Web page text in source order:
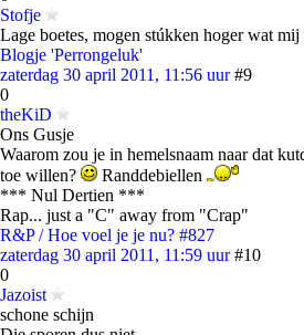
Stofje
Lage boetes, mogen stúkken hoger wat
Blogje 'Perrongeluk'
zaterdag 30 april 2011, 11:56 uur #9
0
theKiD
Ons Gusje
Waarom zou je in hemelsnaam naar dat
toe willen?
Randdebiellen
*** Nul Dertien ***
Rap... just a "C" away from "Crap"
R&P / Hoe voel je je nu? #827
zaterdag 30 april 2011, 11:59 uur #10
0
Jazoist
schone schijn